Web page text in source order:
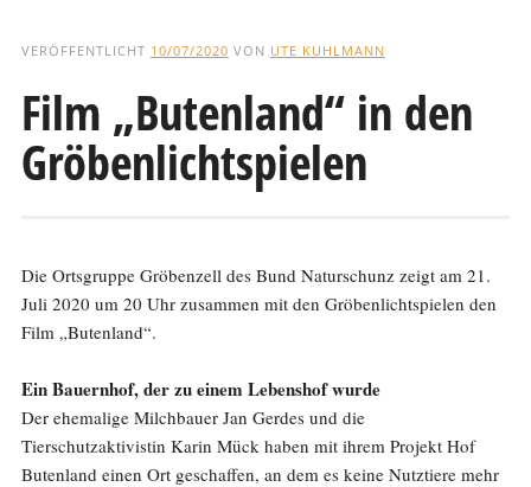
und
Text
VERÖFFENTLICHT 10/07/2020 VON UTE KUHLMANN
Film „Butenland“ in den
Gröbenlichtspielen
Die Ortsgruppe Gröbenzell des Bund Naturschunz zeigt am 21.
Juli 2020 um 20 Uhr zusammen mit den Gröbenlichtspielen den
Film „Butenland“.
Ein Bauernhof, der zu einem Lebenshof wurde
Der ehemalige Milchbauer Jan Gerdes und die
Tierschutzaktivistin Karin Mück haben mit ihrem Projekt Hof
Butenland einen Ort geschaffen, an dem es keine Nutztiere mehr